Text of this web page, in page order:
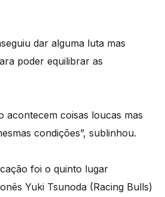
dar alguma luta mas
poder equilibrar as
acontecem coisas loucas mas
condições”, sublinhou.
foi o quinto lugar
Yuki Tsunoda (Racing Bulls)